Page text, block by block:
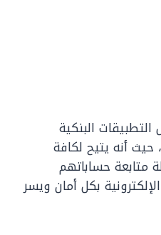
البنكية
حيث أنه يتيح لكافة
متابعة حساباتهم
بكل أمان ويسر